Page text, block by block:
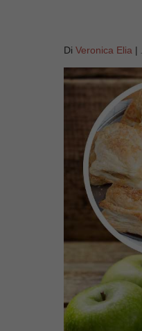
Di Veronica Elia |